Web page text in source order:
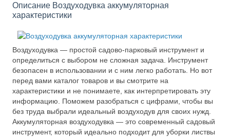
Описание Воздуходувка аккумуляторная
характеристики
Воздуходувка — простой садово-парковый инструмент и
определиться с выбором не сложная задача. Инструмент
безопасен в использовании и с ним легко работать. Но вот
перед вами каталог товаров и вы смотрите на
характеристики и не понимаете, как интерпретировать эту
информацию. Поможем разобраться с цифрами, чтобы вы
без труда выбрали идеальный воздуходув для своих нужд.
Аккумуляторная воздуходувка — это современный садовый
инструмент, который идеально подходит для уборки листвы